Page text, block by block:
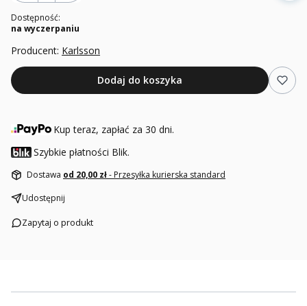
Dostępność:
na wyczerpaniu
Producent: Karlsson
Dodaj do koszyka
Kup teraz, zapłać za 30 dni.
Szybkie płatności Blik.
Dostawa od 20,00 zł- Przesyłka kurierska standard
Udostępnij
Zapytaj o produkt